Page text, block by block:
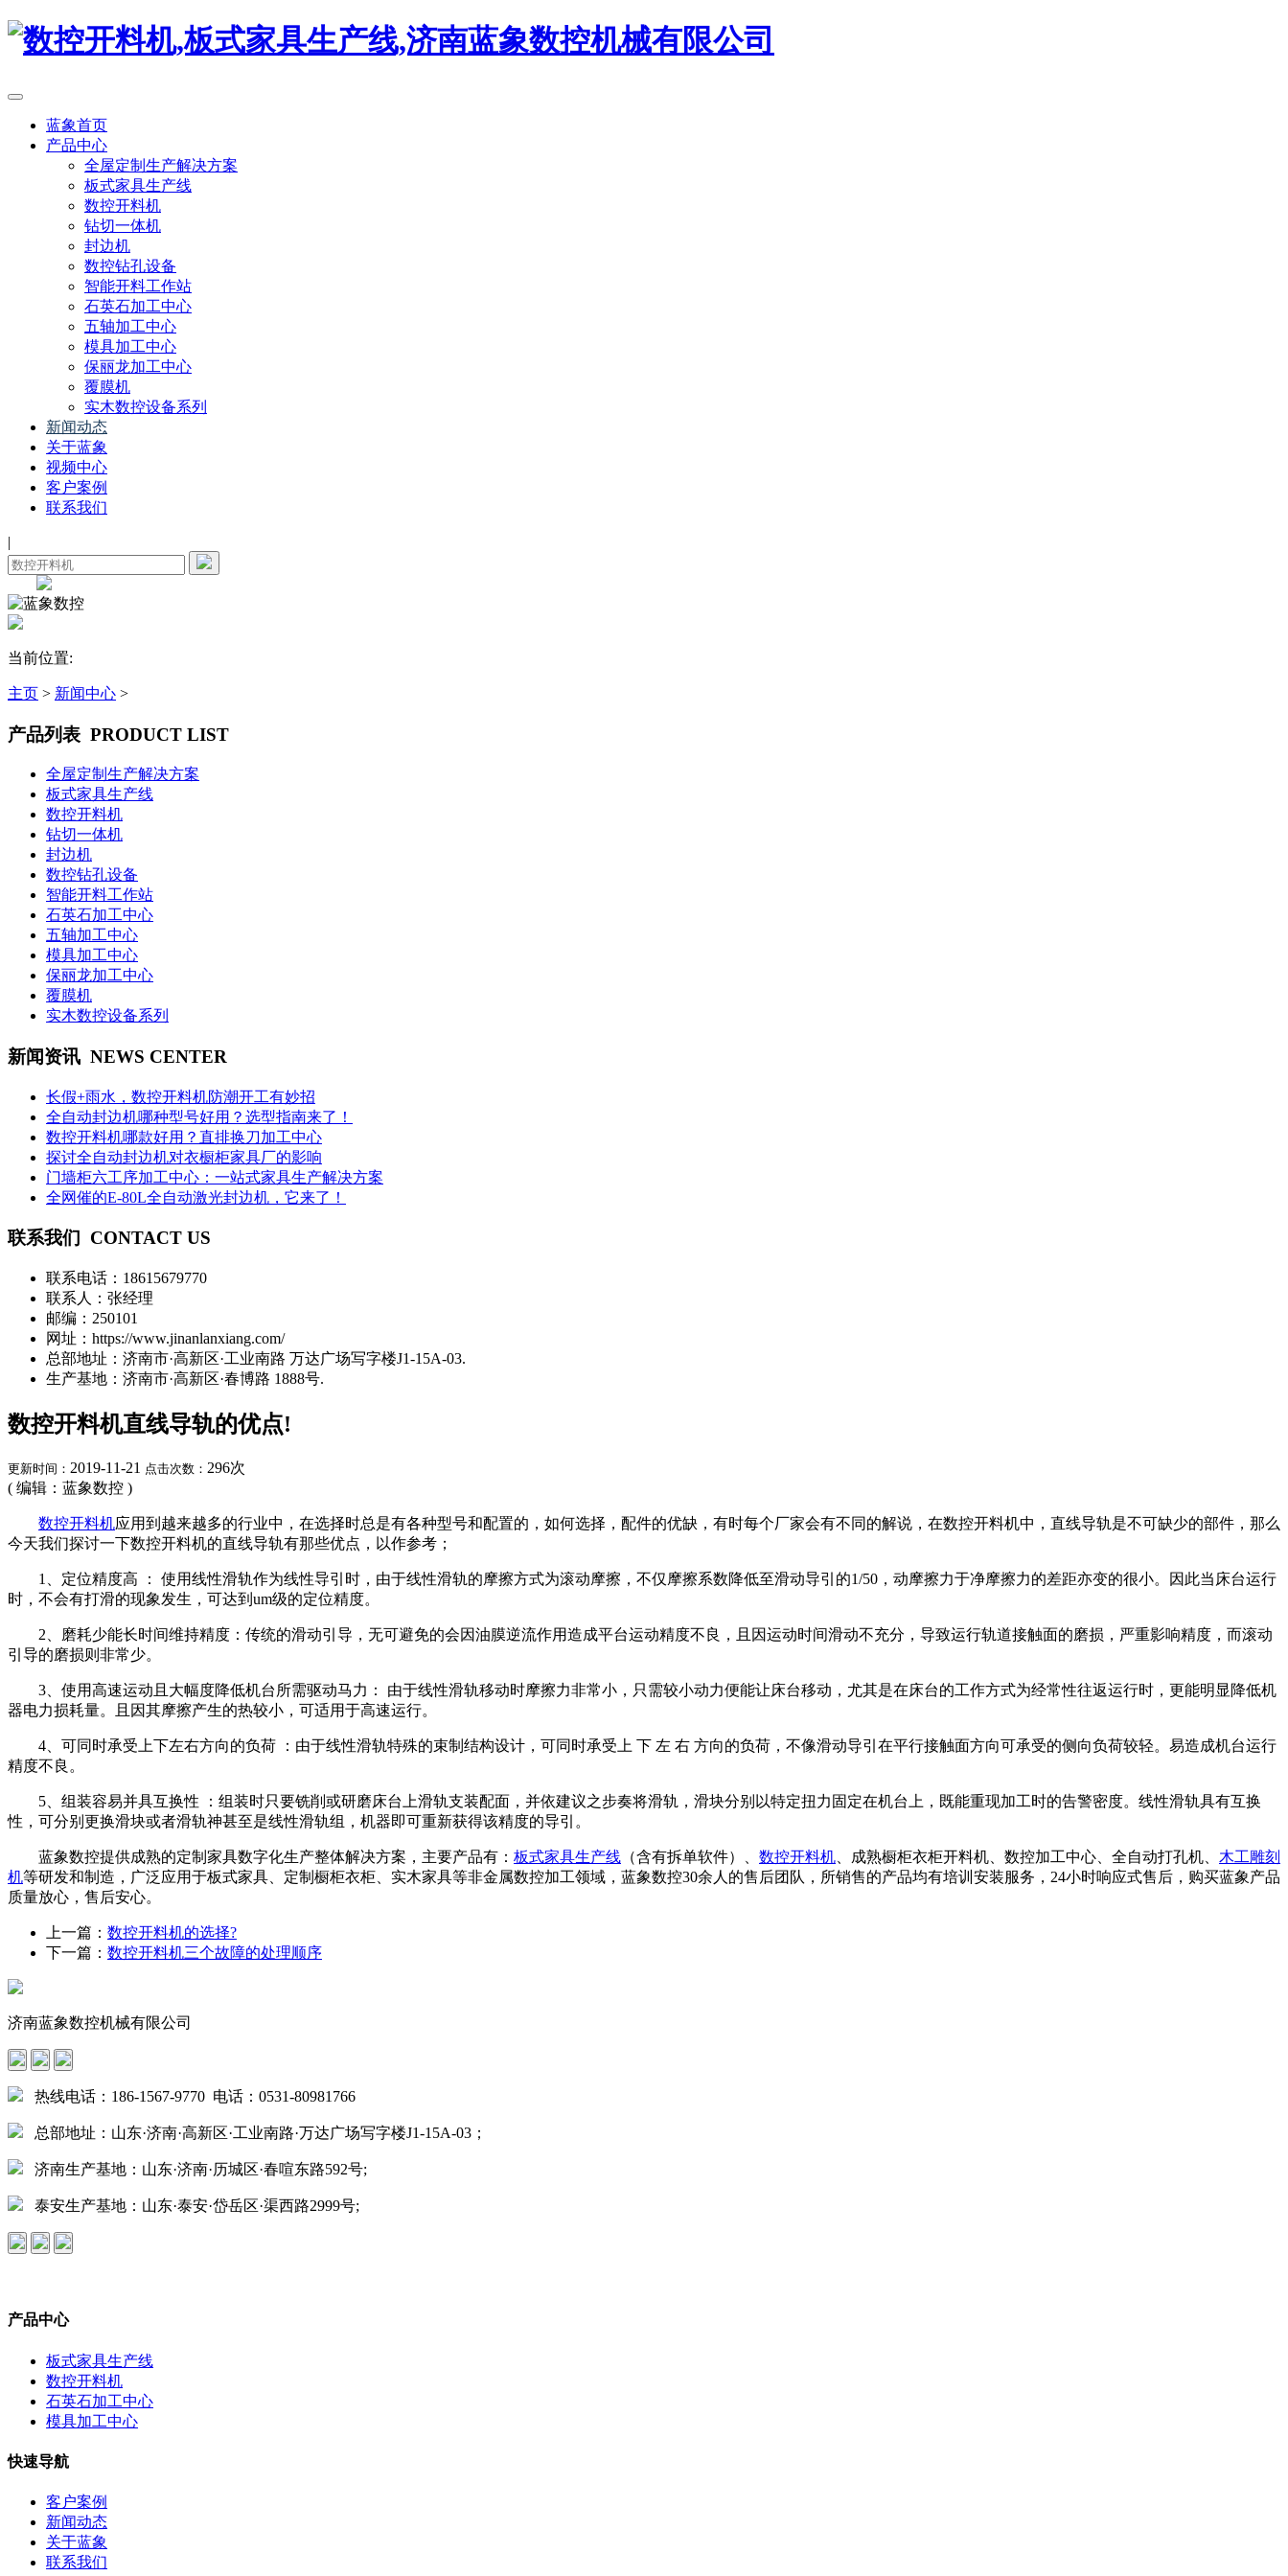
蓝象首页
产品中心
全屋定制生产解决方案
板式家具生产线
数控开料机
钻切一体机
封边机
数控钻孔设备
智能开料工作站
石英石加工中心
五轴加工中心
模具加工中心
保丽龙加工中心
覆膜机
实木数控设备系列
新闻动态
关于蓝象
视频中心
客户案例
联系我们
|
当前位置:
主页 > 新闻中心 >
产品列表 PRODUCT LIST
全屋定制生产解决方案
板式家具生产线
数控开料机
钻切一体机
封边机
数控钻孔设备
智能开料工作站
石英石加工中心
五轴加工中心
模具加工中心
保丽龙加工中心
覆膜机
实木数控设备系列
新闻资讯 NEWS CENTER
长假+雨水，数控开料机防潮开工有妙招
全自动封边机哪种型号好用？选型指南来了！
数控开料机哪款好用？直排换刀加工中心
探讨全自动封边机对衣橱柜家具厂的影响
门墙柜六工序加工中心：一站式家具生产解决方案
全网催的E-80L全自动激光封边机，它来了！
联系我们 CONTACT US
联系电话： 18615679770
联系人：张经理
邮编：250101
网址：https://www.jinanlanxiang.com/
总部地址：济南市·高新区·工业南路 万达广场写字楼J1-15A-03.
生产基地：济南市·高新区·春博路 1888号.
数控开料机直线导轨的优点!
更新时间： 2019-11-21 点击次数： 296次
( 编辑：蓝象数控 )
数控开料机应用到越来越多的行业中，在选择时总是有各种型号和配置的，如何选择，配件的优缺，有时每个厂家会有不同的解说，在数控开料机中，直线导轨是不可缺少的部件，那么
今天我们探讨一下数控开料机的直线导轨有那些优点，以作参考；
1、定位精度高 ： 使用线性滑轨作为线性导引时，由于线性滑轨的摩擦方式为滚动摩擦，不仅摩擦系数降低至滑动导引的1/50，动摩擦力于净摩擦力的差距亦变的很小。因此当床台运行
时，不会有打滑的现象发生，可达到um级的定位精度。
2、磨耗少能长时间维持精度：传统的滑动引导，无可避免的会因油膜逆流作用造成平台运动精度不良，且因运动时间滑动不充分，导致运行轨道接触面的磨损，严重影响精度，而滚动
引导的磨损则非常少。
3、使用高速运动且大幅度降低机台所需驱动马力： 由于线性滑轨移动时摩擦力非常小，只需较小动力便能让床台移动，尤其是在床台的工作方式为经常性往返运行时，更能明显降低机
器电力损耗量。且因其摩擦产生的热较小，可适用于高速运行。
4、可同时承受上下左右方向的负荷 ：由于线性滑轨特殊的束制结构设计，可同时承受上 下 左 右 方向的负荷，不像滑动导引在平行接触面方向可承受的侧向负荷较轻。易造成机台运行
精度不良。
5、组装容易并具互换性 ：组装时只要铣削或研磨床台上滑轨支装配面，并依建议之步奏将滑轨，滑块分别以特定扭力固定在机台上，既能重现加工时的告警密度。线性滑轨具有互换
性，可分别更换滑块或者滑轨神甚至是线性滑轨组，机器即可重新获得该精度的导引。
蓝象数控提供成熟的定制家具数字化生产整体解决方案，主要产品有： 板式家具生产线 （含有拆单软件）、 数控开料机 、成熟橱柜衣柜开料机、数控加工中心、全自动打孔机、 木工雕刻
机等研发和制造，广泛应用于板式家具、定制橱柜衣柜、实木家具等非金属数控加工领域，蓝象数控30余人的售后团队，所销售的产品均有培训安装服务，24小时响应式售后，购买蓝象产品
质量放心，售后安心。
上一篇： 数控开料机的选择?
下一篇： 数控开料机三个故障的处理顺序
济南蓝象数控机械有限公司
热线电话：186-1567-9770 电话：0531-80981766
总部地址：山东·济南·高新区·工业南路·万达广场写字楼J1-15A-03；
济南生产基地：山东·济南·历城区·春喧东路592号;
泰安生产基地：山东·泰安·岱岳区·渠西路2999号;
产品中心
板式家具生产线
数控开料机
石英石加工中心
模具加工中心
快速导航
客户案例
新闻动态
关于蓝象
联系我们